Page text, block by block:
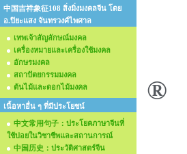
中国吉祥象征108 สิ่งมิ่งมงคลจีน โดย
อ.ปิยะแสง จันทรวงศ์ไพศาล
เทพเจ้าสัญลักษณ์มงคล
เครื่องหมายและเครื่องใช้มงคล
อักษรมงคล
สถาปัตยกรรมมงคล
ต้นไม้และดอกไม้มงคล
เนื้อหาอื่น ๆ ที่มีประโยชน์
中文常用句子：ประโยคภาษาจีนที่
ใช้บ่อยในวิชาชีพและสถานการณ์
中国历史：ประวัติศาสตร์จีน
®